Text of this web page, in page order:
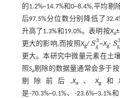
的1.2%~14.7%和0~8.4%,平均
后97.5%分位数分别降低了
升高了1.3%和19.0%。表明按Xa
更大的影响,而按照Xg/ S3
g
Sg3~Xg· S3
g
Sg
更大。本研究中微量元素在土
照Sa剔除的数据量通常会多于
剔除前后,Xa、Xg 和
是-70.3%~0.1%、-23.6%~3.1%